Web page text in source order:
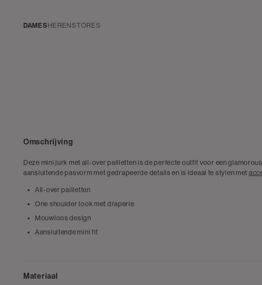
DAMESHERENSTORES
Omschrijving
Deze mini jurk met all-over pailletten is de perfecte outfit voor een
aansluitende pasvorm met gedrapeerde details en is ideaal te stylen met
All-over pailletten
One shoulder look met draperie
Mouwloos design
Aansluitende mini fit
Materiaal